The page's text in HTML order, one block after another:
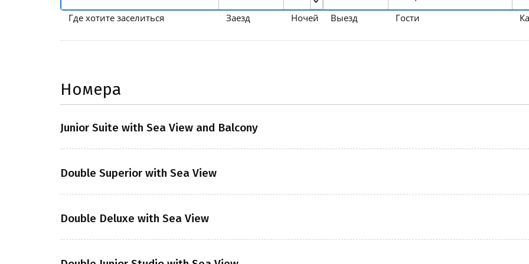
Где хотите заселиться Заезд Ночей Выезд Гости
Номера
Junior Suite with Sea View and Balcony
Double Superior with Sea View
Double Deluxe with Sea View